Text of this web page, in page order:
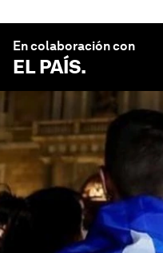
En colaboración con
EL PAÍS.